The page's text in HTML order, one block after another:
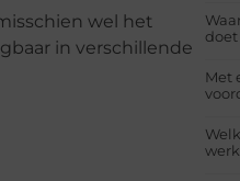
wel het
in verschillende
Met